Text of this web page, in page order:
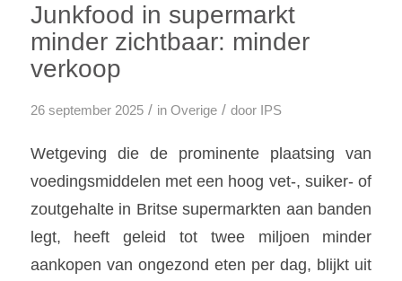
Junkfood in supermarkt
minder zichtbaar: minder
verkoop
26 september 2025 / in Overige / door IPS
Wetgeving die de prominente plaatsing van
voedingsmiddelen met een hoog vet-, suiker- of
zoutgehalte in Britse supermarkten aan banden
legt, heeft geleid tot twee miljoen minder
aankopen van ongezond eten per dag, blijkt uit